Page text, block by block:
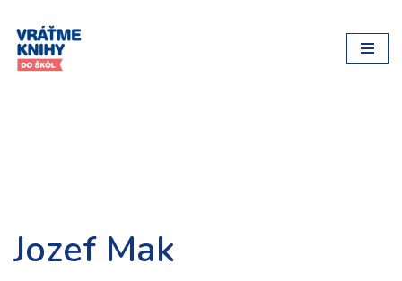
Preskočiť
na
Jozef Mak